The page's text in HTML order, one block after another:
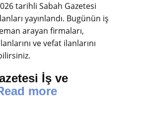
tarihli Sabah Gazetesi
yayınlandı. Bugünün iş
arayan firmaları,
ve vefat ilanlarını
İş ve
more